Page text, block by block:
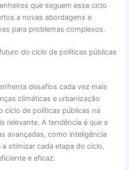
que seguem esse ciclo
a novas abordagens e
para problemas complexos.
do ciclo de políticas públicas
desafios cada vez mais
climáticas e urbanização
ciclo de políticas públicas na
relevante. A tendência é que a
avançadas, como inteligência
otimizar cada etapa do ciclo,
e eficaz.